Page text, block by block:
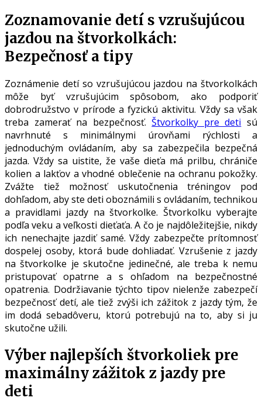
Zoznamovanie detí s vzrušujúcou
jazdou na štvorkolkách:
Bezpečnosť a tipy
Zoznámenie detí so vzrušujúcou jazdou na štvorkolkách
môže byť vzrušujúcim spôsobom, ako podporiť
dobrodružstvo v prírode a fyzickú aktivitu. Vždy sa však
treba zamerať na bezpečnosť.Štvorkolky pre deti sú
navrhnuté s minimálnymi úrovňami rýchlosti a
jednoduchým ovládaním, aby sa zabezpečila bezpečná
jazda. Vždy sa uistite, že vaše dieťa má prilbu, chrániče
kolien a lakťov a vhodné oblečenie na ochranu pokožky.
Zvážte tiež možnosť uskutočnenia tréningov pod
dohľadom, aby ste deti oboznámili s ovládaním, technikou
a pravidlami jazdy na štvorkolke. Štvorkolku vyberajte
podľa veku a veľkosti dieťaťa. A čo je najdôležitejšie, nikdy
ich nenechajte jazdiť samé. Vždy zabezpečte prítomnosť
dospelej osoby, ktorá bude dohliadať. Vzrušenie z jazdy
na štvorkolke je skutočne jedinečné, ale treba k nemu
pristupovať opatrne a s ohľadom na bezpečnostné
opatrenia. Dodržiavanie týchto tipov nielenže zabezpečí
bezpečnosť detí, ale tiež zvýši ich zážitok z jazdy tým, že
im dodá sebadôveru, ktorú potrebujú na to, aby si ju
skutočne užili.
Výber najlepších štvorkoliek pre
maximálny zážitok z jazdy pre
deti